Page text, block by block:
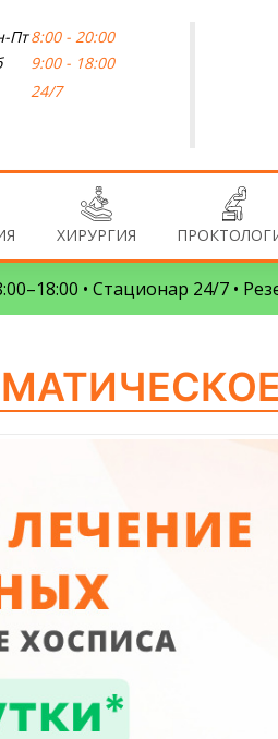
Пт8:00 - 20:00
9:00 - 18:00
24/7
ХИРУРГИЯ
• Стационар 24/7 •